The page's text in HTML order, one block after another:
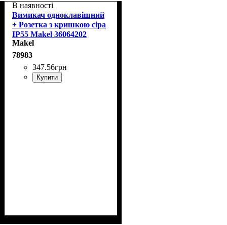
В наявності
Вимикач одноклавішний
+ Розетка з кришкою сіра
IP55 Makel 36064202
Makel
78983
347.56грн
Купити